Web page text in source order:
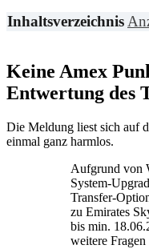
Inhaltsverzeichnis
Keine Amex
Entwertung des
Die Meldung liest sich auf
einmal ganz harmlos.
Aufgrund von
System-
Transfer-
zu Emirates
bis min.
weitere